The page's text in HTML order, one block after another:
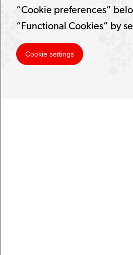
“Cookie preferences”
“Functional Cookies” by
Cookie settings